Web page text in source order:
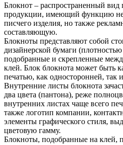
Блокнот – распространенный вид
продукции, имеющий функцию не
писчего изделия, но также
составляющую.
Блокноты представляют собой
дизайнерской бумаги
подобранные и скрепленные
клей. Блок блокнота может быть
печатью, как односторонней, так
Внутренние листы блокнота
два цвета (пантона), реже
внутренних листах чаще всего
также логотип компании,
элементы графического стиля,
цветовую гамму.
Блокноты, подобранные на клей,